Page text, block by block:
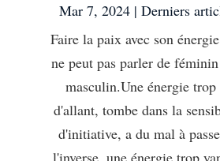
Mar 7, 2024| Derniers
Faire la paix avec son
ne peut pas parler de
masculin.Une énergie
d'allant, tombe dans la
d'initiative, a du mal à